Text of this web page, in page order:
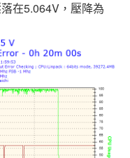
在5.064V，壓降為